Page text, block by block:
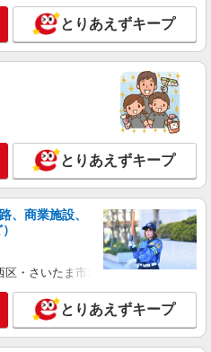
とりあえずキープ
とりあえずキープ
、商業施設、
・さいたま市岩槻区・久喜市・蓮田
とりあえずキープ